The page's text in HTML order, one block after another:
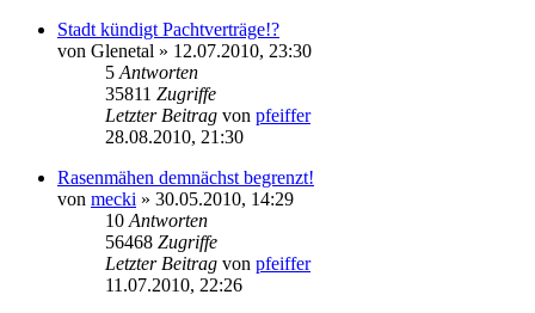
Stadt kündigt Pachtverträge!?
von Glenetal » 12.07.2010, 23:30
5 Antworten
35811 Zugriffe
Letzter Beitrag von pfeiffer
28.08.2010, 21:30
Rasenmähen demnächst begrenzt!
von mecki » 30.05.2010, 14:29
10 Antworten
56468 Zugriffe
Letzter Beitrag von pfeiffer
11.07.2010, 22:26